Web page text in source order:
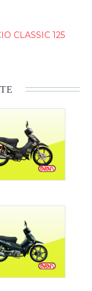
CLASSIC 125